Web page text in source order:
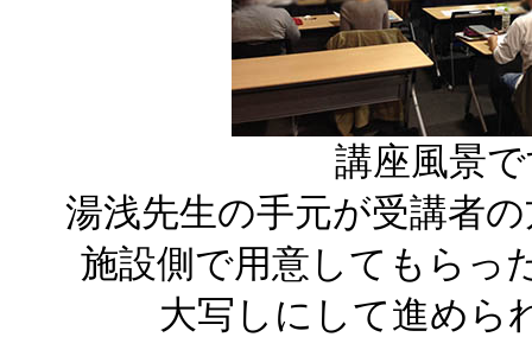
講座風景
湯浅先生の手元が受講者
施設側で用意してもらっ
大写しにして進めら